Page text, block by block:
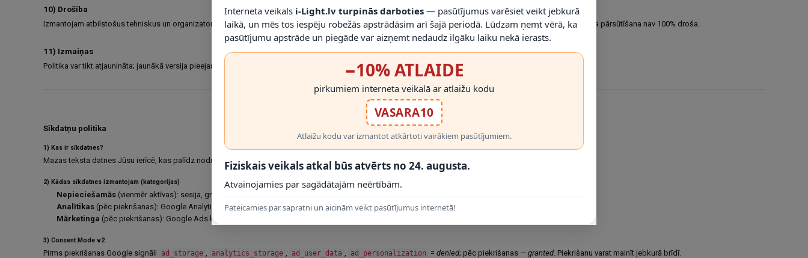
10) Drošība
Izmantojam atbilstošus tehniskus un organizatoriskus pasākumus (TLS/HTTPS, piekļuves kontrole, ugunsmūri, rezerves kopijas, žurnāli), tomēr neviena interneta pārsūtīšana nav 100% droša.
11) Izmaiņas
Politika var tikt atjaunināta; jaunākā versija pieejama vietnē, spēkā no publicēšanas brīža.
Sīkdatņu politika
1) Kas ir sīkdatnes?
Mazas teksta datnes Jūsu ierīcē, kas palīdz nodrošināt vietnes darbību, atcerēties iestatījumus un — ar piekrišanu — veikt analītiku un rādīt mērķreklāmas.
2) Kādas sīkdatnes izmantojam (kategorijas)
Nepieciešamās (vienmēr aktīvas): sesija, grozs, maksājuma plūsma, iestatījumi, drošība.
Analītikas (pēc piekrišanas): Google Analytics 4 notikumi (lapu skatījumi, e‑komercija).
Mārketinga (pēc piekrišanas): Google Ads konversijas/remarketing, Meta Pixel.
3) Consent Mode v2
Pirms piekrišanas Google signāli ad_storage analytics_storage ad_user_data ad_personalization = denied; pēc piekrišanas — granted . Piekrišanu varat mainīt jebkurā brīdī.
Interneta veikals i-Light.lv turpinās darboties — pasūtījumus varēsiet veikt jebkurā
laikā, un mēs tos iespēju robežās apstrādāsim arī šajā periodā. Lūdzam ņemt vērā, ka
pasūtījumu apstrāde un piegāde var aizņemt nedaudz ilgāku laiku nekā ierasts.
−10% ATLAIDE
pirkumiem interneta veikalā ar atlaižu kodu
VASARA10
Atlaižu kodu var izmantot atkārtoti vairākiem pasūtījumiem.
Fiziskais veikals atkal būs atvērts no 24. augusta.
Atvainojamies par sagādātajām neērtībām.
Pateicamies par sapratni un aicinām veikt pasūtījumus internetā!